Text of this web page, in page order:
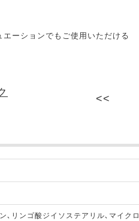
ーションでもご使用いただける
､リンゴ酸ジイソステアリル､マイクロ